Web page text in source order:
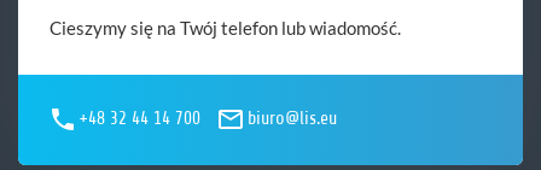
Cieszymy się na Twój telefon lub wiadomość.
+48 32 44 14 700 biuro@lis.eu